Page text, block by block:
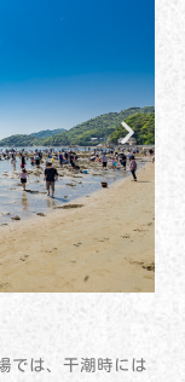
では、干潮時には